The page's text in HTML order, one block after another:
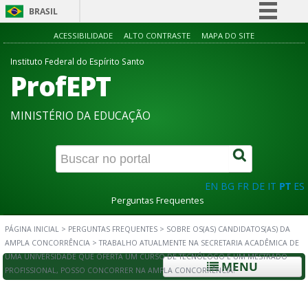
BRASIL
Simplifique!
Canais
ACESSIBILIDADE ALTO CONTRASTE MAPA DO SITE
Instituto Federal do Espírito Santo
ProfEPT
MINISTÉRIO DA EDUCAÇÃO
EN BG FR DE IT PT ES
Perguntas Frequentes
PÁGINA INICIAL > PERGUNTAS FREQUENTES > SOBRE OS(AS) CANDIDATOS(AS) DA
AMPLA CONCORRÊNCIA >TRABALHO ATUALMENTE NA SECRETARIA ACADÊMICA DE
UMA UNIVERSIDADE QUE OFERTA UM CURSO DE TECNÓLOGO E UM MESTRADO
PROFISSIONAL, POSSO CONCORRER NA AMPLA CONCORRÊNCIA?MENU